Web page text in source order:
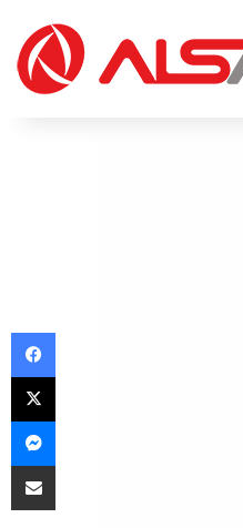
Facebook
X
Messenger
Share via Email